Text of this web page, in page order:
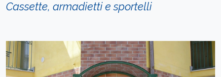
Cassette, armadietti e sportelli